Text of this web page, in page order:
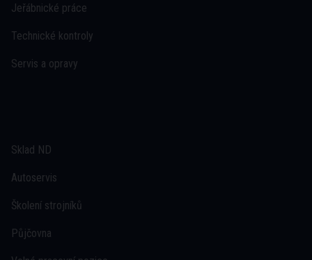
Jeřábnické práce
Technické kontroly
Servis a opravy
Sklad ND
Autoservis
Školení strojníků
Půjčovna